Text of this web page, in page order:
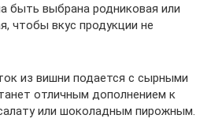
быть выбрана родниковая или
чтобы вкус продукции не
из вишни подается с сырными
отличным дополнением к
или шоколадным пирожным.